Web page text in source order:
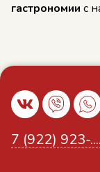
гастрономии с
7 (922) 923-....